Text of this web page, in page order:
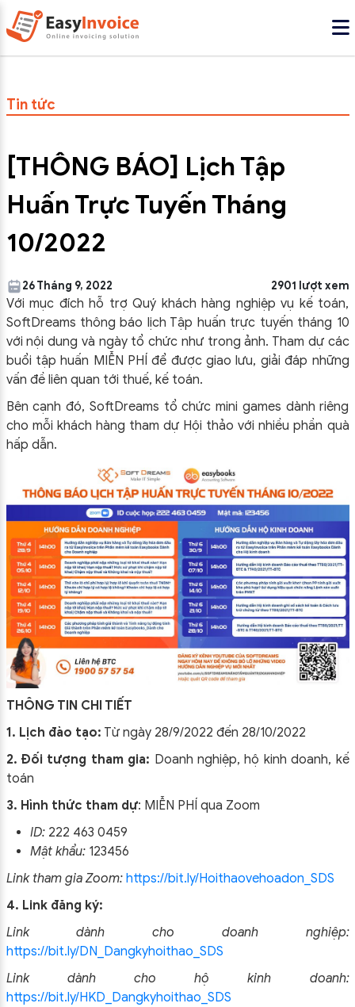
Tin tức
[THÔNG BÁO] Lịch Tập
Huấn Trực Tuyến Tháng
10/2022
26 Tháng 9, 2022 2901 lượt xem
Với mục đích hỗ trợ Quý khách hàng nghiệp vụ kế toán,
SoftDreams thông báo lịch Tập huấn trực tuyến tháng 10
với nội dung và ngày tổ chức như trong ảnh. Tham dự các
buổi tập huấn MIỄN PHÍ để được giao lưu, giải đáp những
vấn đề liên quan tới thuế, kế toán.
Bên cạnh đó, SoftDreams tổ chức mini games dành riêng
cho mỗi khách hàng tham dự Hội thảo với nhiều phần quà
hấp dẫn.
THÔNG TIN CHI TIẾT
1. Lịch đào tạo: Từ ngày 28/9/2022 đến 28/10/2022
2. Đối tượng tham gia: Doanh nghiệp, hộ kinh doanh, kế
toán
3. Hình thức tham dự: MIỄN PHÍ qua Zoom
ID:222 463 0459
Mật khẩu:123456
Link tham gia Zoom: https://bit.ly/Hoithaovehoadon_SDS
4. Link đăng ký:
Link dành cho doanh nghiệp:
https://bit.ly/DN_Dangkyhoithao_SDS
Link dành cho hộ kinh doanh:
https://bit.ly/HKD_Dangkyhoithao_SDS